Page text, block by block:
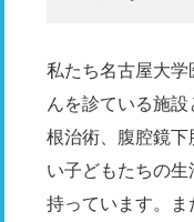
私たち名古屋大
んを診ている施
根治術、腹腔鏡
い子どもたちの
持っています。